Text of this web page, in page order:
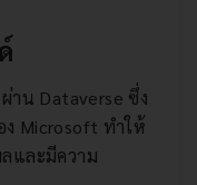
าน Dataverse ซึ่ง
Microsoft ทำให้
และมีความ